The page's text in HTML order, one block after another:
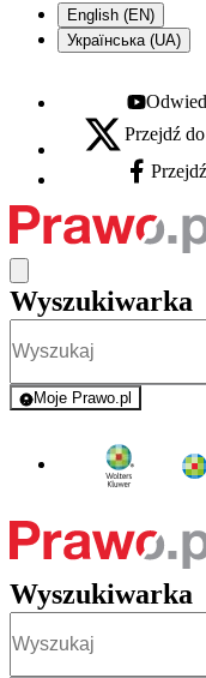
English (EN)
Українська (UA)
Youtube -
X - otwiera się w
Przejdź
Facebook -
Wyszukiwarka
Moje Prawo.pl
- rejestracja i
Wyszukiwarka